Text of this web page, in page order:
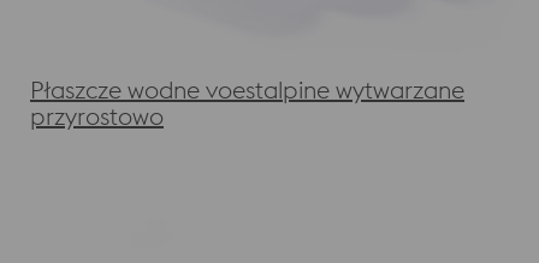
Płaszcze wodne voestalpine wytwarzane
przyrostowo